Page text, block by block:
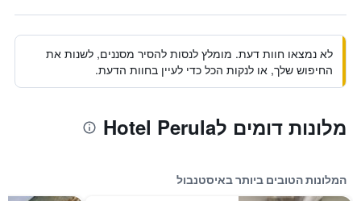
לא נמצאו חוות דעת. מומלץ לנסות להסיר מסננים, לשנות את
החיפוש שלך, או לנקות הכל כדי לעיין בחוות הדעת.
מלונות דומים לHotel Perula
המלונות הטובים ביותר באיסטנבול